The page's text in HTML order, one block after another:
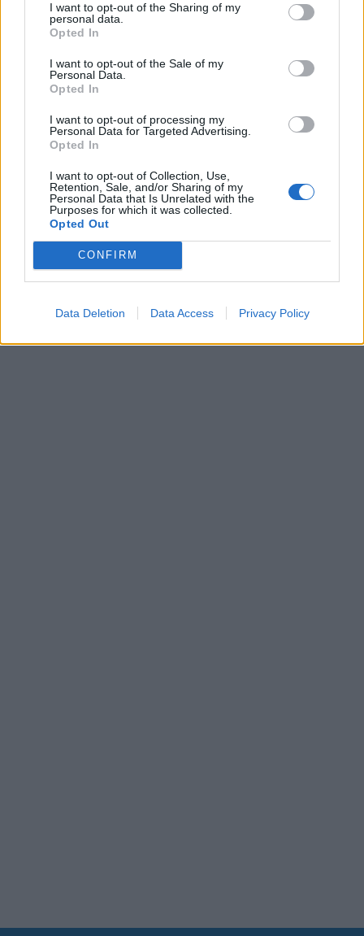
I want to opt-out of the Sharing of my
personal data.
Opted In
I want to opt-out of the Sale of my
Personal Data.
Opted In
I want to opt-out of processing my
Personal Data for Targeted Advertising.
Opted In
I want to opt-out of Collection, Use,
Retention, Sale, and/or Sharing of my
Personal Data that Is Unrelated with the
Purposes for which it was collected.
Opted Out
CONFIRM
Data Deletion Data Access Privacy Policy
In evidenza